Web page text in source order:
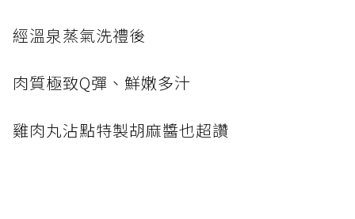
經溫泉蒸氣洗禮後
肉質極致Q彈、鮮嫩多汁
雞肉丸沾點特製胡麻醬也超讚